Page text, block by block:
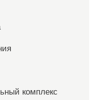
комплекс